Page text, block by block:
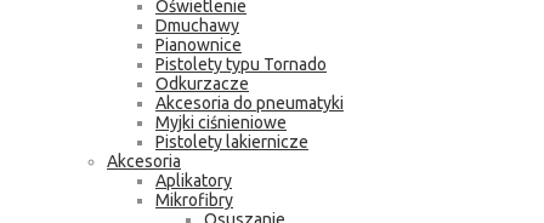
Oświetlenie
Dmuchawy
Pianownice
Pistolety typu Tornado
Odkurzacze
Akcesoria do pneumatyki
Myjki ciśnieniowe
Pistolety lakiernicze
Akcesoria
Aplikatory
Mikrofibry